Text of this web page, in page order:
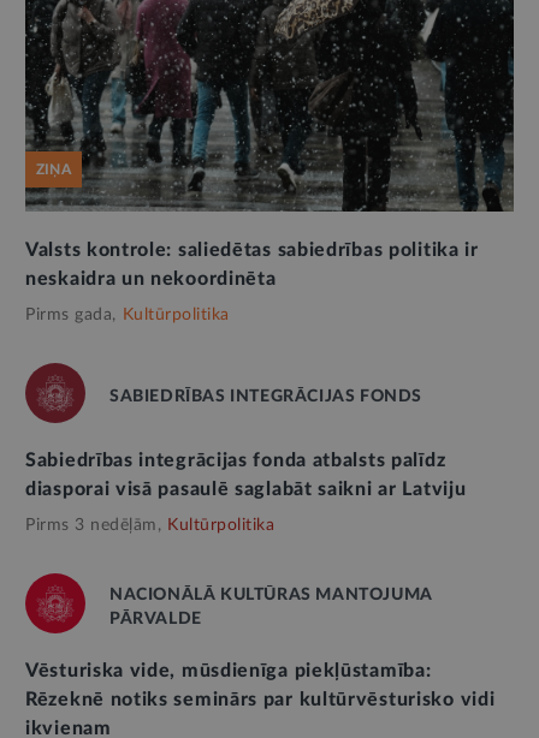
ZIŅA
Valsts kontrole: saliedētas sabiedrības politika ir
neskaidra un nekoordinēta
Pirms gada, Kultūrpolitika
SABIEDRĪBAS INTEGRĀCIJAS FONDS
Sabiedrības integrācijas fonda atbalsts palīdz
diasporai visā pasaulē saglabāt saikni ar Latviju
Pirms 3 nedēļām, Kultūrpolitika
NACIONĀLĀ KULTŪRAS MANTOJUMA
PĀRVALDE
Vēsturiska vide, mūsdienīga piekļūstamība:
Rēzeknē notiks seminārs par kultūrvēsturisko vidi
ikvienam